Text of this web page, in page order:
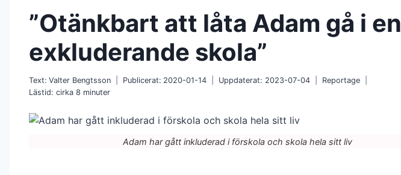
”Otänkbart att låta Adam gå i en
exkluderande skola”
Text: Valter Bengtsson Publicerat: 2020-01-14 Uppdaterat: 2023-07-04
Reportage
Lästid: cirka 8 minuter
Adam har gått inkluderad i förskola och skola hela sitt liv